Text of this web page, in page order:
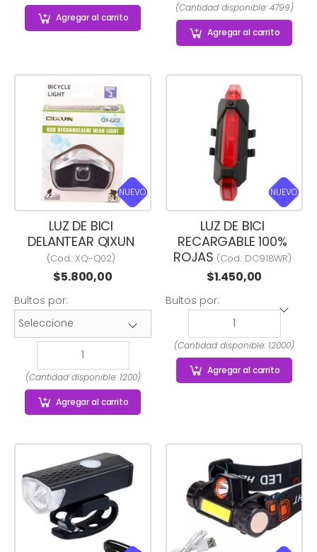
Agregaral carrito
(Cantidad disponible: 4799)
Agregaral carrito
NUEVO
LUZ DE BICI
DELANTEAR QIXUN
(Cod.: XQ-Q02)
$5.800,00
Bultos por:
(Cantidad disponible: 1200)
Agregaral carrito
NUEVO
LUZ DE BICI
RECARGABLE 100%
ROJAS (Cod.: DC918WR)
$1.450,00
Bultos por:
(Cantidad disponible: 12000)
Agregaral carrito